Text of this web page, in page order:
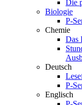
Die
Biologie
P-
Chemie
Das
Deutsch
P-
Englisch